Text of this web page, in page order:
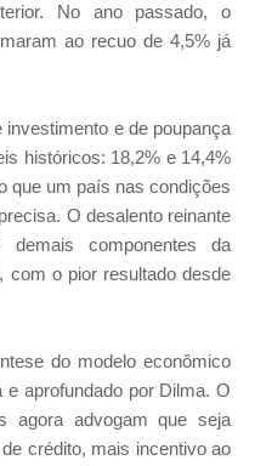
No ano passado, o
ao recuo de 4,5% já
e de poupança
históricos: 18,2% e 14,4%
que um país nas condições
O desalento reinante
componentes da
com o pior resultado desde
do modelo econômico
aprofundado por Dilma. O
agora advogam que seja
crédito, mais incentivo ao